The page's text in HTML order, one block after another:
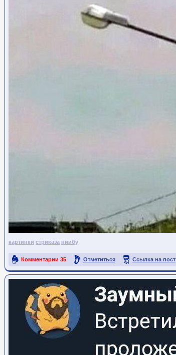
картинки стриказа ниибу
Комментарии 35 Отметиться Ссылка на пост